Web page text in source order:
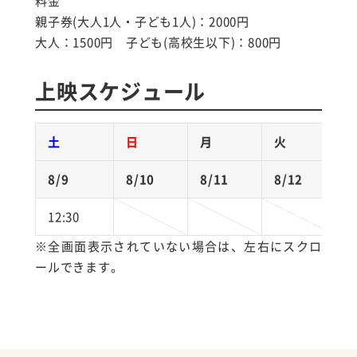
親子券(大人1人・子ども1人)：2000円
大人：1500円 子ども(高校生以下)：800円
上映スケジュール
土 日 月 火
8/9 8/10 8/11 8/12
12:30
※全画面表示されていない場合は、左右にスクロ
ールできます。